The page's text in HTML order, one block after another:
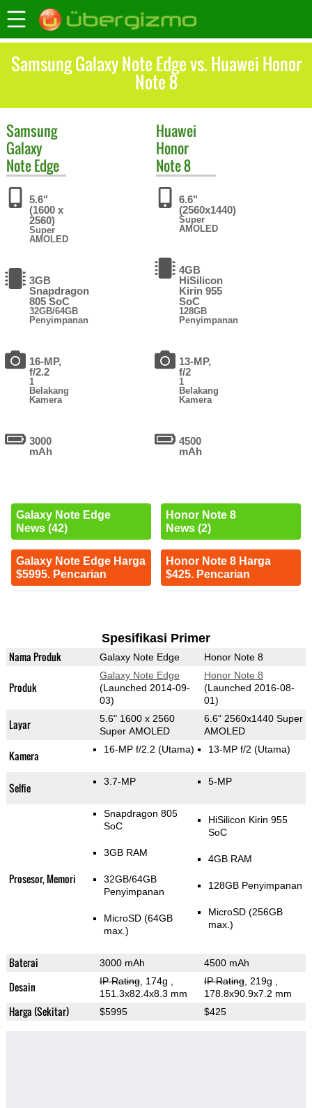
Samsung Galaxy Note Edge vs. Huawei Honor
Note 8
Samsung
Galaxy
Note Edge
5.6"
(1600 x
2560)
Super
AMOLED
3GB
Snapdragon
805 SoC
32GB/64GB
Penyimpanan
16-MP,
f/2.2
1
Belakang
Kamera
3000
mAh
Galaxy Note Edge
News (42)
Galaxy Note Edge Harga
$5995. Pencarian
Huawei
Honor
Note 8
6.6"
(2560x1440)
Super
AMOLED
4GB
HiSilicon
Kirin 955
SoC
128GB
Penyimpanan
13-MP,
f/2
1
Belakang
Kamera
4500
mAh
Honor Note 8
News (2)
Honor Note 8 Harga
$425. Pencarian
Spesifikasi Primer
Nama Produk Galaxy Note Edge Honor Note 8
Produk
Galaxy Note Edge
(Launched 2014-09-
03)
Honor Note 8
(Launched 2016-08-
01)
Layar
5.6" 1600 x 2560
Super AMOLED
6.6" 2560x1440 Super
AMOLED
Kamera 16-MP f/2.2 (Utama) 13-MP f/2 (Utama)
Selfie 3.7-MP 5-MP
Prosesor, Memori
Snapdragon 805
SoC
3GB RAM
32GB/64GB
Penyimpanan
MicroSD (64GB
max.)
HiSilicon Kirin 955
SoC
4GB RAM
128GB Penyimpanan
MicroSD (256GB
max.)
Baterai 3000 mAh 4500 mAh
Desain IP Rating, 174g
151.3x82.4x8.3 mm
IP Rating, 219g
178.8x90.9x7.2 mm
Harga (Sekitar) $5995 $425